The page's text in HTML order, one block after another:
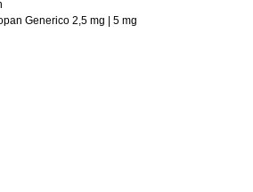
Generico 2,5 mg | 5 mg